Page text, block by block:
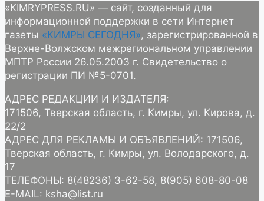
«KIMRYPRESS.RU» — сайт, созданный для
информационной поддержки в сети Интернет
газеты «КИМРЫ СЕГОДНЯ», зарегистрированной в
Верхне-Волжском межрегиональном управлении
МПТР России 26.05.2003 г. Свидетельство о
регистрации ПИ №5-0701.
АДРЕС РЕДАКЦИИ И ИЗДАТЕЛЯ:
171506, Тверская область, г. Кимры, ул. Кирова, д.
22/2
АДРЕС ДЛЯ РЕКЛАМЫ И ОБЪЯВЛЕНИЙ: 171506,
Тверская область, г. Кимры, ул. Володарского, д.
17
ТЕЛЕФОНЫ: 8(48236) 3-62-58, 8(905) 608-80-08
E-MAIL: ksha@list.ru